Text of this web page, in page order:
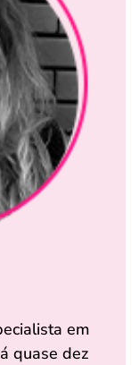
em
quase dez